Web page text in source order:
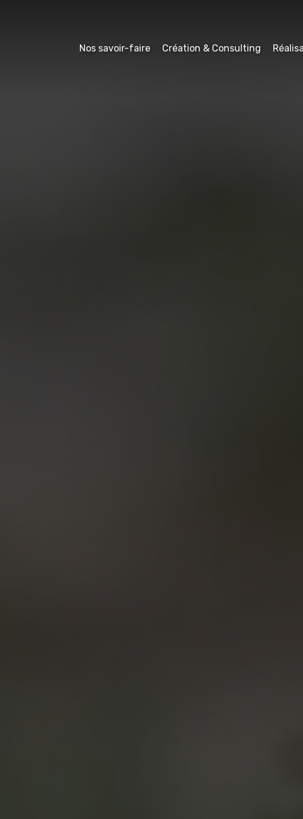
Nos savoir-faire Création & Consulting